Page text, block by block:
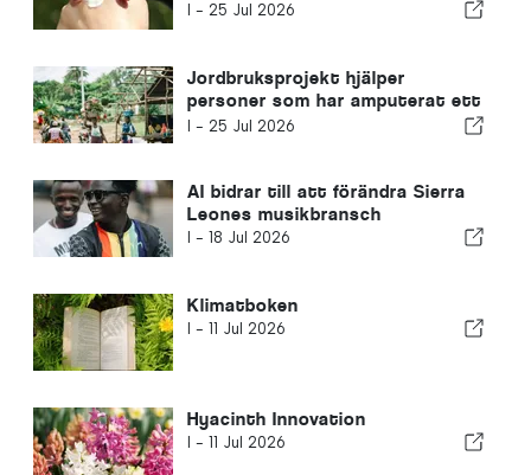
I - 25 Jul 2026
Jordbruksprojekt hjälper
personer som har amputerat ett
ben att bygga upp sina liv igen
I - 25 Jul 2026
AI bidrar till att förändra Sierra
Leones musikbransch
I - 18 Jul 2026
Klimatboken
I - 11 Jul 2026
Hyacinth Innovation
I - 11 Jul 2026